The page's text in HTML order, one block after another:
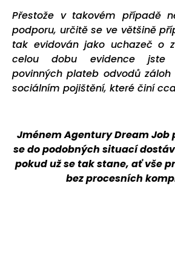
Přestože v takovém případě
podporu, určitě se ve většině
tak evidován jako uchazeč o
celou dobu evidence jste
povinných plateb odvodů
sociálním pojištění, které činí
Jménem Agentury Dream Job
se do podobných situací
pokud už se tak stane, ať vše
bez procesních